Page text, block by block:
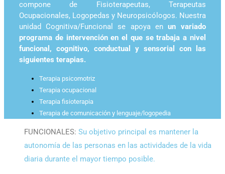
compone de Fisioterapeutas, Terapeutas
Ocupacionales, Logopedas y Neuropsicólogos. Nuestra
unidad Cognitiva/Funcional se apoya en un variado
programa de intervención en el que se trabaja a nivel
funcional, cognitivo, conductual y sensorial con las
siguientes terapias.
Terapia psicomotriz
Terapia ocupacional
Terapia fisioterapia
Terapia de comunicación y lenguaje/logopedia
FUNCIONALES: Su objetivo principal es mantener la
autonomía de las personas en las actividades de la vida
diaria durante el mayor tiempo posible.